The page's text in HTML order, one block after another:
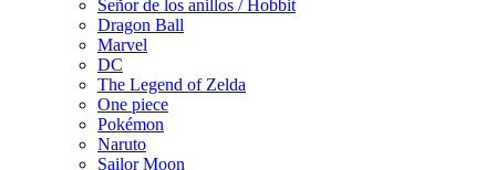
Señor de los anillos / Hobbit
Dragon Ball
Marvel
DC
The Legend of Zelda
One piece
Pokémon
Naruto
Sailor Moon